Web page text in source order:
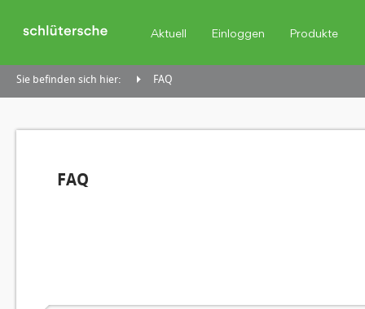
Aktuell Einloggen Produkte
Sie befinden sich hier: FAQ
FAQ